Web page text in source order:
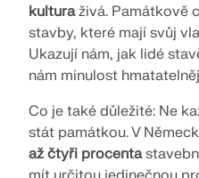
Dlubal API
Vaše brána do
automatizace
kulturaživá. Památkově
stavby, které mají svůj
Ukazují nám, jak lidé
nám minulost
Co je také důležité: Ne
stát památkou. V
až čtyři procenta